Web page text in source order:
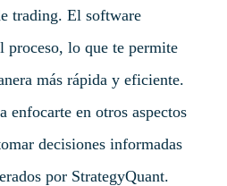
trading. El software
proceso, lo que te permite
más rápida y eficiente.
enfocarte en otros aspectos
decisiones informadas
por StrategyQuant.